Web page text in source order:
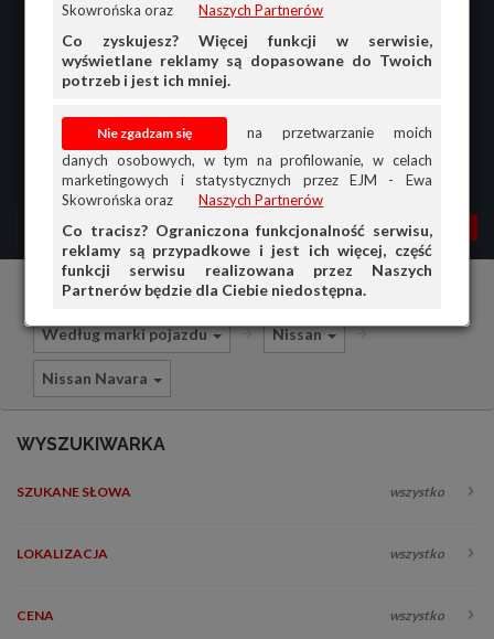
Skowrońska oraz
Naszych Partnerów
Co zyskujesz? Więcej funkcji w serwisie,
wyświetlane reklamy są dopasowane do Twoich
potrzeb i jest ich mniej.
na przetwarzanie moich
danych osobowych, w tym na profilowanie, w celach
marketingowych i statystycznych przez EJM - Ewa
Skowrońska oraz
Naszych Partnerów
Co tracisz? Ograniczona funkcjonalność serwisu,
reklamy są przypadkowe i jest ich więcej, część
funkcji serwisu realizowana przez Naszych
Partnerów będzie dla Ciebie niedostępna.
MENU MOJA AG
PRZEGLĄD
OFERTA DLA FIRM
Części i akcesoria samochodowe
Według marki pojazdu Nissan
Nissan Navara
WYSZUKIWARKA
SZUKANE SŁOWA wszystko
LOKALIZACJA wszystko
CENA wszystko